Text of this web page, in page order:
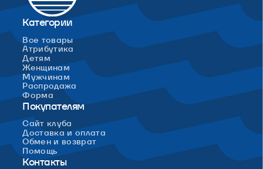
Категории
Все товары
Атрибутика
Детям
Женщинам
Мужчинам
Распродажа
Форма
Покупателям
Сайт клуба
Доставка и оплата
Обмен и возврат
Помощь
Контакты